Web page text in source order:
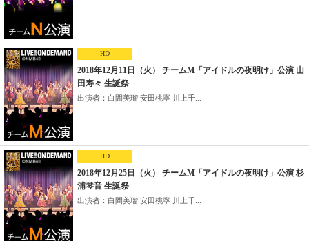
HD
2018年12月11日（火） チームM「アイドルの夜明け」公演 山
田寿々 生誕祭
出演者：白間美瑠 安田桃寧 川上千...
HD
2018年12月25日（火） チームM「アイドルの夜明け」公演 杉
浦琴音 生誕祭
出演者：白間美瑠 安田桃寧 川上千...